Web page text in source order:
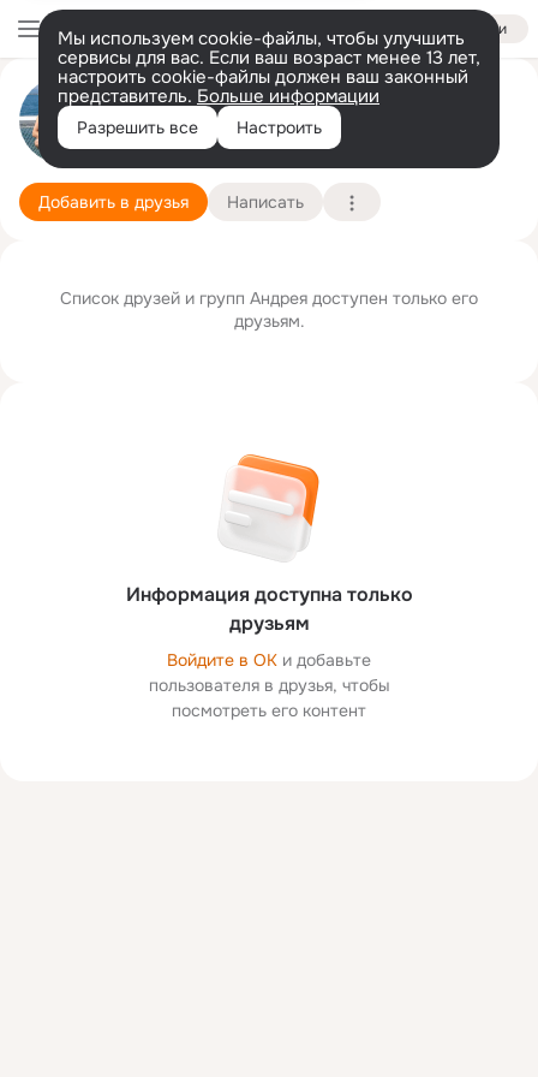
Войти
Мы используем cookie-файлы, чтобы улучшить
сервисы для вас. Если ваш возраст менее 13 лет,
настроить cookie-файлы должен ваш законный
представитель. Больше информации
Разрешить все Настроить
Андрей П
21 марта (47 лет)
Добавить в друзья Написать
Информация доступна только
друзьям
Войдите в ОК и добавьте
пользователя в друзья, чтобы
посмотреть его контент
Список друзей и групп Андрея доступен только его
друзьям.